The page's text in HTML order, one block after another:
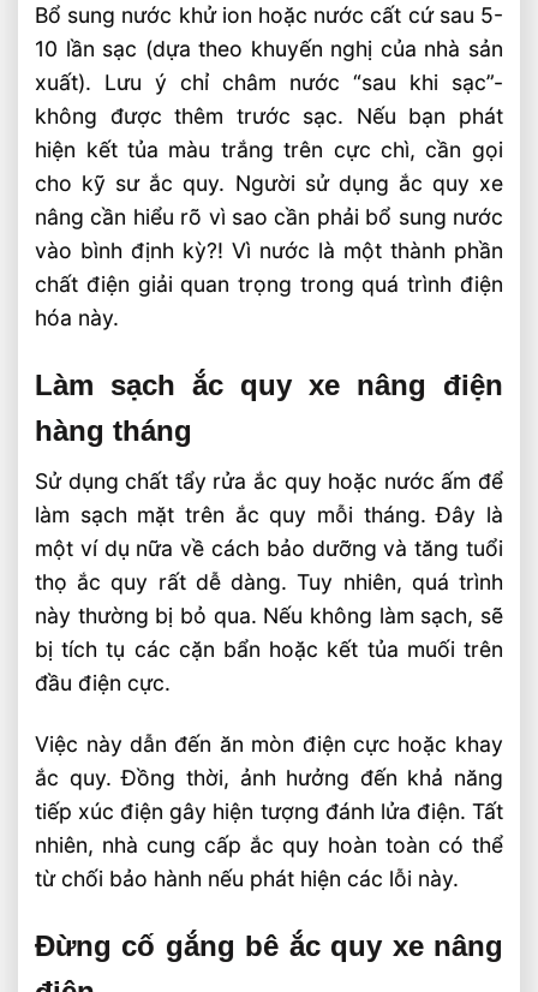
Bổ sung nước khử ion hoặc nước cất cứ sau 5-
10 lần sạc (dựa theo khuyến nghị của nhà sản
xuất). Lưu ý chỉ châm nước “sau khi sạc”-
không được thêm trước sạc. Nếu bạn phát
hiện kết tủa màu trắng trên cực chì, cần gọi
cho kỹ sư ắc quy. Người sử dụng ắc quy xe
nâng cần hiểu rõ vì sao cần phải bổ sung nước
vào bình định kỳ?! Vì nước là một thành phần
chất điện giải quan trọng trong quá trình điện
hóa này.
Làm sạch ắc quy xe nâng điện
hàng tháng
Sử dụng chất tẩy rửa ắc quy hoặc nước ấm để
làm sạch mặt trên ắc quy mỗi tháng. Đây là
một ví dụ nữa về cách bảo dưỡng và tăng tuổi
thọ ắc quy rất dễ dàng. Tuy nhiên, quá trình
này thường bị bỏ qua. Nếu không làm sạch, sẽ
bị tích tụ các cặn bẩn hoặc kết tủa muối trên
đầu điện cực.
Việc này dẫn đến ăn mòn điện cực hoặc khay
ắc quy. Đồng thời, ảnh hưởng đến khả năng
tiếp xúc điện gây hiện tượng đánh lửa điện. Tất
nhiên, nhà cung cấp ắc quy hoàn toàn có thể
từ chối bảo hành nếu phát hiện các lỗi này.
Đừng cố gắng bê ắc quy xe nâng